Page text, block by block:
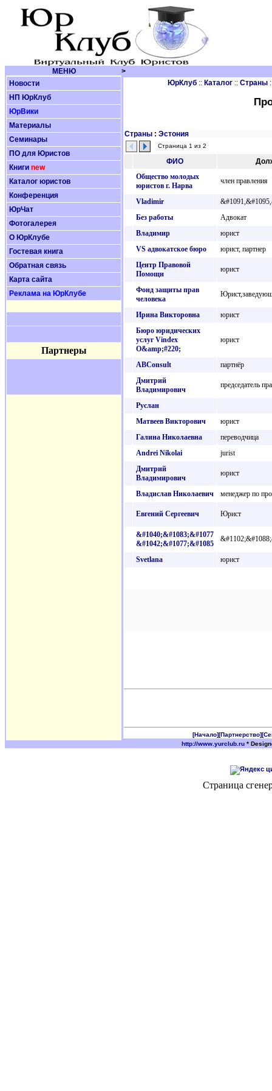
МЕНЮ
>
Новости
НП ЮрКлуб
ЮрВики
Материалы
Семинары
ПО для Юристов
Книги new
Каталог юристов
Конференция
ЮрЧат
Фотогалерея
О ЮрКлубе
Гостевая книга
Обратная связь
Карта сайта
Реклама на ЮрКлубе
Партнеры
ЮрКлуб :: Каталог :: Страны
Страны : Эстония
Страница 1 из 2
ФИО
Общество молодых
юристов г. Нарва
член правления
Vladimir
Без работы
Адвокат
Владимир
юрист
VS адвокатское бюро
юрист, партнер
Центр Правовой
Помощи
юрист
Фонд защиты прав
человека
Ирина Викторовна
юрист
Бюро юридических
услуг Vindex
O&amp;#220;
юрист
ABConsult
партнёр
Дмитрий
Владимирович
председатель
Руслан
Матвеев Викторович
юрист
Галина Николаевна
переводчица
Andrei Nikolai
jurist
Дмитрий
Владимирович
юрист
Владислав Николаевич менеджер по
Евгений Сергеевич Юрист
&#1040;&#1083;&#1077
&#1042;&#1077;&#1085
Svetlana юрист
[Начало][Партнерство]
http://www.yurclub.ru *
Страница